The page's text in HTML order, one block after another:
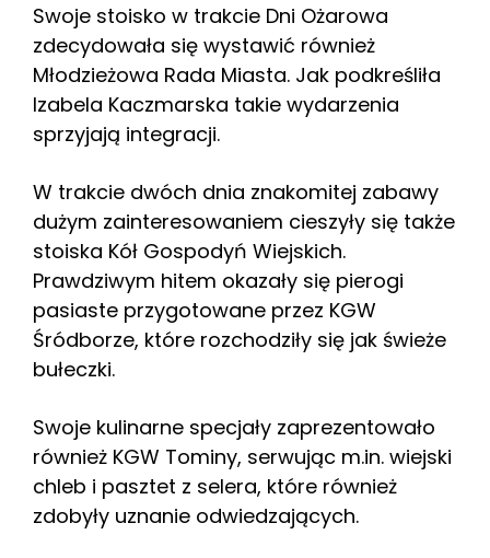
Swoje stoisko w trakcie Dni Ożarowa
zdecydowała się wystawić również
Młodzieżowa Rada Miasta. Jak podkreśliła
Izabela Kaczmarska takie wydarzenia
sprzyjają integracji.
W trakcie dwóch dnia znakomitej zabawy
dużym zainteresowaniem cieszyły się także
stoiska Kół Gospodyń Wiejskich.
Prawdziwym hitem okazały się pierogi
pasiaste przygotowane przez KGW
Śródborze, które rozchodziły się jak świeże
bułeczki.
Swoje kulinarne specjały zaprezentowało
również KGW Tominy, serwując m.in. wiejski
chleb i pasztet z selera, które również
zdobyły uznanie odwiedzających.